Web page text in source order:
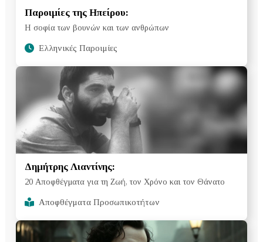
Παροιμίες της Ηπείρου:
Η σοφία των βουνών και των ανθρώπων
Ελληνικές Παροιμίες
Δημήτρης Λιαντίνης:
20 Αποφθέγματα για τη Ζωή, τον Χρόνο και τον Θάνατο
Αποφθέγματα Προσωπικοτήτων